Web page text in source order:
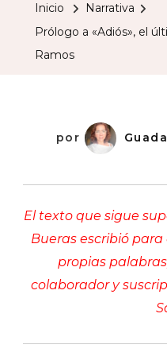
Inicio
Narrativa
Prólogo a «Adiós», el
Ramos
por
El texto que sigue
Bueras escribió
propias
colaborador y